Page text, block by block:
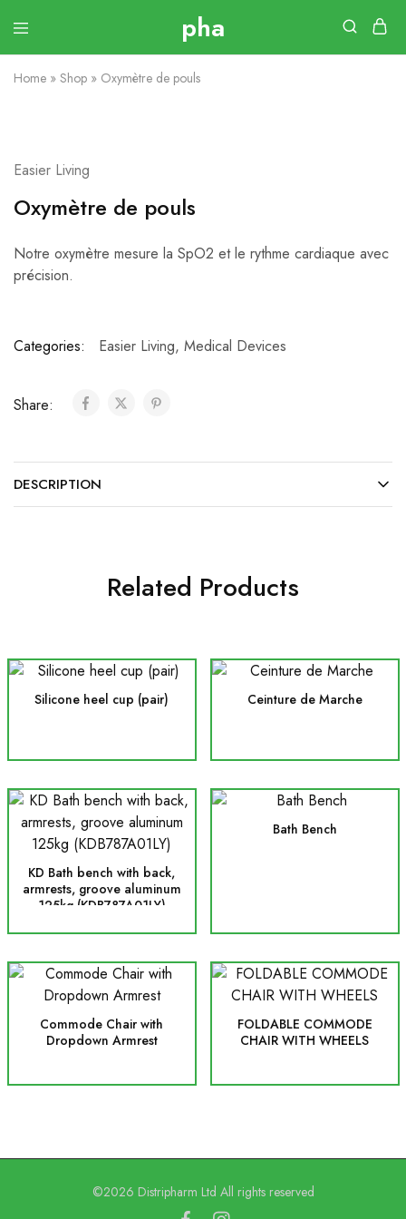
Home » Shop » Oxymètre de pouls
Easier Living
Oxymètre de pouls
Notre oxymètre mesure la SpO2 et le rythme cardiaque avec
précision.
Categories: Easier Living, Medical Devices
Share:
DESCRIPTION
Related Products
Silicone heel cup (pair) Ceinture de Marche
KD Bath bench with back,
armrests, groove aluminum
125kg (KDB787A01LY)
Bath Bench
Commode Chair with
Dropdown Armrest
FOLDABLE COMMODE
CHAIR WITH WHEELS
©2026 Distripharm Ltd All rights reserved